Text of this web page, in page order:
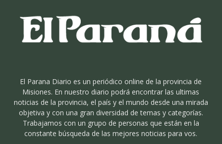
El Parana Diario es un periódico online de la provincia de
Misiones. En nuestro diario podrá encontrar las ultimas
noticias de la provincia, el país y el mundo desde una mirada
objetiva y con una gran diversidad de temas y categorías.
Trabajamos con un grupo de personas que están en la
constante búsqueda de las mejores noticias para vos.